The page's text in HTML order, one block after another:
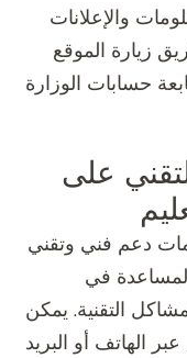
والإعلانات
زيارة الموقع
حسابات الوزارة
على
دعم فني وتقني
في
التقنية. يمكن
الهاتف أو البريد